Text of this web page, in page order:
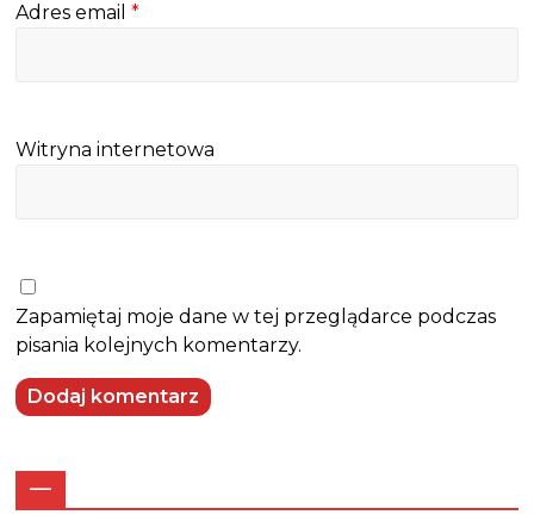
Adres email*
Witryna internetowa
Zapamiętaj moje dane w tej przeglądarce podczas
pisania kolejnych komentarzy.
—